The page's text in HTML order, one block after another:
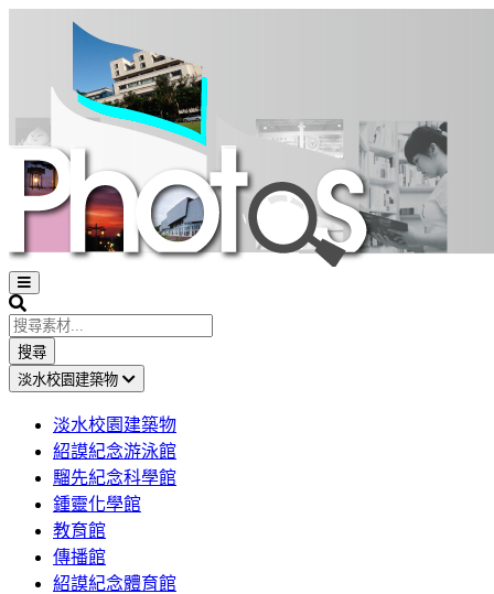
Open
sidebar
Search
搜尋
淡水校園建築物
淡水校園建築物
紹謨紀念游泳館
騮先紀念科學館
鍾靈化學館
教育館
傳播館
紹謨紀念體育館